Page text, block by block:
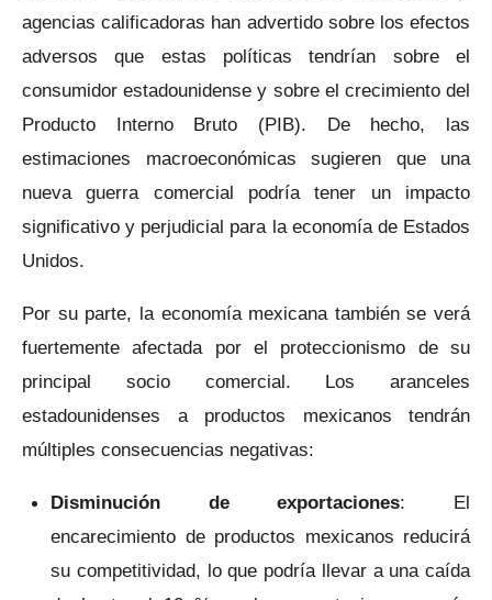
agencias calificadoras han advertido sobre los efectos
adversos que estas políticas tendrían sobre el
consumidor estadounidense y sobre el crecimiento del
Producto Interno Bruto (PIB). De hecho, las
estimaciones macroeconómicas sugieren que una
nueva guerra comercial podría tener un impacto
significativo y perjudicial para la economía de Estados
Unidos.
Por su parte, la economía mexicana también se verá
fuertemente afectada por el proteccionismo de su
principal socio comercial. Los aranceles
estadounidenses a productos mexicanos tendrán
múltiples consecuencias negativas:
Disminución de exportaciones: El
encarecimiento de productos mexicanos reducirá
su competitividad, lo que podría llevar a una caída